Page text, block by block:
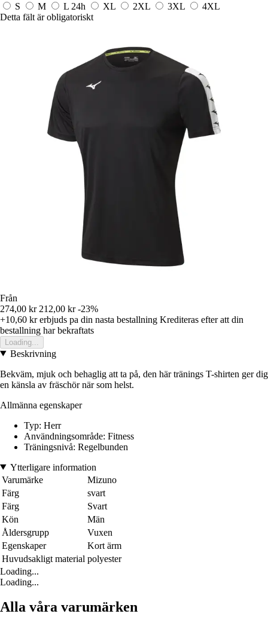
S
M L 24h XL 2XL 3XL
4XL
Detta fält är obligatoriskt
Från
274,00 kr 212,00 kr -23%
+10,60 krerbjuds pa din nasta bestallning Krediteras efter att din
bestallning har bekraftats
Loading...
Beskrivning
Bekväm, mjuk och behaglig att ta på, den här tränings T-shirten ger dig
en känsla av fräschör när som helst.
Allmänna egenskaper
Typ: Herr
Användningsområde: Fitness
Träningsnivå: Regelbunden
Ytterligare information
Varumärke
Mizuno
Färg
svart
Färg
Svart
Kön
Män
Åldersgrupp
Vuxen
Egenskaper
Kort ärm
Huvudsakligt material polyester
Loading...
Loading...
Alla våra varumärken